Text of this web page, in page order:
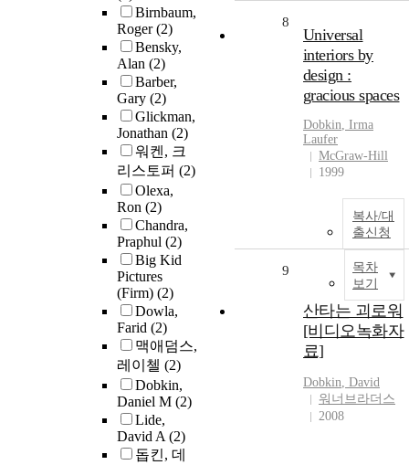
Birnbaum,
Roger(2)
Bensky,
Alan (2)
Barber,
Gary (2)
Glickman,
Jonathan (2)
워켄, 크
리스토퍼 (2)
Olexa,
Ron (2)
Chandra,
Praphul (2)
Big Kid
Pictures
(Firm) (2)
Dowla,
Farid (2)
맥애덤스,
레이첼 (2)
Dobkin,
Daniel M (2)
Lide,
David A(2)
돕킨, 데
8
Universal
interiors by
design :
gracious spaces
Dobkin, Irma
Laufer
McGraw-Hill
1999
복사/대
출신청
목차
보기
9
산타는 괴로워
[비디오녹화자
료]
Dobkin, David
워너브라더스
2008